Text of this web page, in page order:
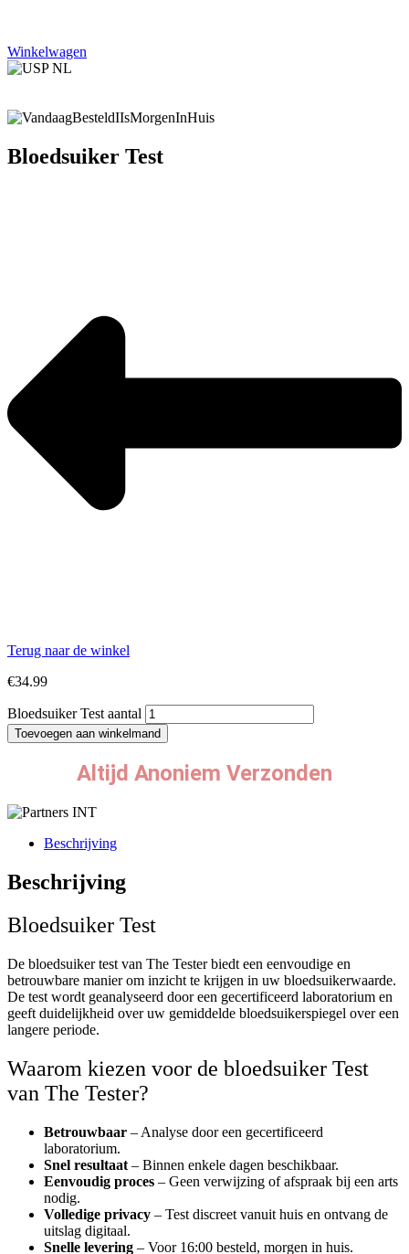
Winkelwagen
Bloedsuiker Test
Terug naar de winkel
€34.99
Bloedsuiker Test aantal
Toevoegen aan winkelmand
Altijd Anoniem Verzonden
Beschrijving
Beschrijving
Bloedsuiker Test
De bloedsuiker test van The Tester biedt een eenvoudige en
betrouwbare manier om inzicht te krijgen in uw bloedsuikerwaarde.
De test wordt geanalyseerd door een gecertificeerd laboratorium en
geeft duidelijkheid over uw gemiddelde bloedsuikerspiegel over een
langere periode.
Waarom kiezen voor de bloedsuiker Test
van The Tester?
Betrouwbaar – Analyse door een gecertificeerd
laboratorium.
Snel resultaat – Binnen enkele dagen beschikbaar.
Eenvoudig proces – Geen verwijzing of afspraak bij een arts
nodig.
Volledige privacy – Test discreet vanuit huis en ontvang de
uitslag digitaal.
Snelle levering – Voor 16:00 besteld, morgen in huis.